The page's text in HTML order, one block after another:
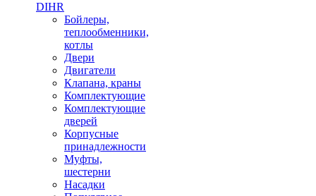
DIHR
Бойлеры,
теплообменники,
котлы
Двери
Двигатели
Клапана, краны
Комплектующие
Комплектующие
дверей
Корпусные
принадлежности
Муфты,
шестерни
Насадки